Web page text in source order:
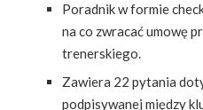
Poradnik w formie
na co zwracać umowę
trenerskiego.
Zawiera 22 pytania
podpisywanej między